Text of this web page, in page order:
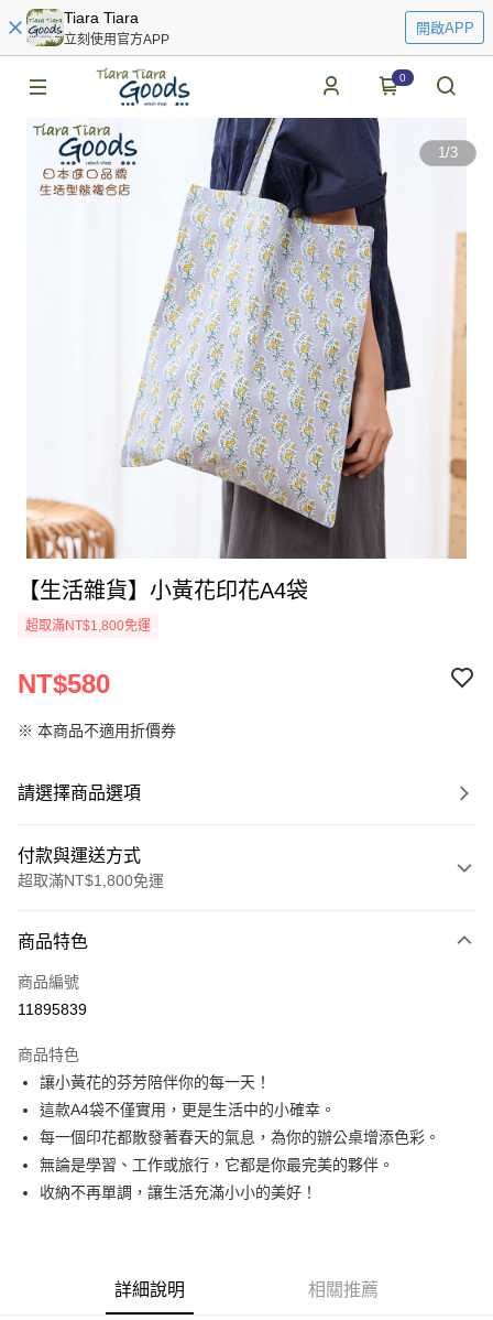
Tiara Tiara
立刻使用官方APP
開啟APP
0
1/3
【生活雜貨】小黃花印花A4袋
超取滿NT$1,800免運
NT$580
※ 本商品不適用折價券
請選擇商品選項
付款與運送方式
超取滿NT$1,800免運
信用卡一次付款
超商取貨付款
Apple Pay
悠遊付
Google Pay
全盈+PAY
【關於「AFTEE先享後付」】
AFTEE先享後付是「在收到商品之後才付款」的支付方式。 讓您購物簡單
商品特色
商品編號
11895839
商品特色
讓小黃花的芬芳陪伴你的每一天！
這款A4袋不僅實用，更是生活中的小確幸。
每一個印花都散發著春天的氣息，為你的辦公桌增添色彩。
無論是學習、工作或旅行，它都是你最完美的夥伴。
收納不再單調，讓生活充滿小小的美好！
詳細說明 相關推薦